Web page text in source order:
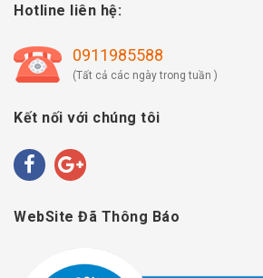
Hotline liên hệ:
0911985588
(Tất cả các ngày trong tuần )
Kết nối với chúng tôi
WebSite Đã Thông Báo